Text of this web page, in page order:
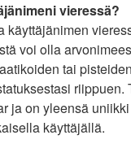
vieressä?
käyttäjänimen
voi olla
tai
riippuen.
ja on yleensä
käyttäjällä.